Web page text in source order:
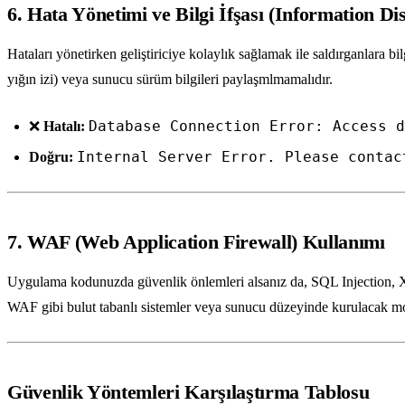
6. Hata Yönetimi ve Bilgi İfşası (Information
Hataları yönetirken geliştiriciye kolaylık sağlamak ile saldırganlara
yığın izi) veya sunucu sürüm bilgileri paylaşmlmamalıdır.
❌ Hatalı: Database Connection Error:
Doğru: Internal Server Error. Please
7. WAF (Web Application Firewall) Kullanımı
Uygulama kodunuzda güvenlik önlemleri alsanız da, SQL Injection,
WAF gibi bulut tabanlı sistemler veya sunucu düzeyinde kurulacak
Güvenlik Yöntemleri Karşılaştırma Tablosu